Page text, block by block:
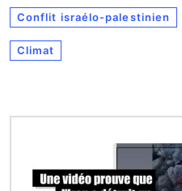
Conflit israélo-palestinien
Climat